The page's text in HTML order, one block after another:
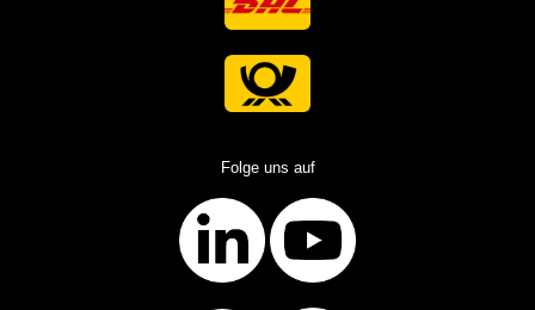
Folge uns auf